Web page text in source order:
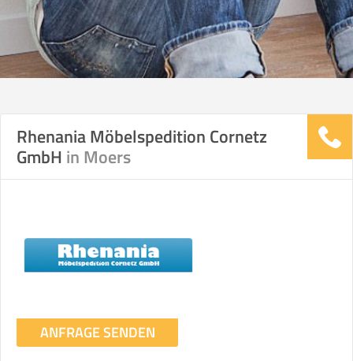
UMZUGSVERGLEICH
Vergleichsergebnis basierend auf Ihren
Transportieren
Ihre Angaben:
am
Rhenania Möbelspedition Cornetz
GmbH in Moers
ANFRAGE SENDEN